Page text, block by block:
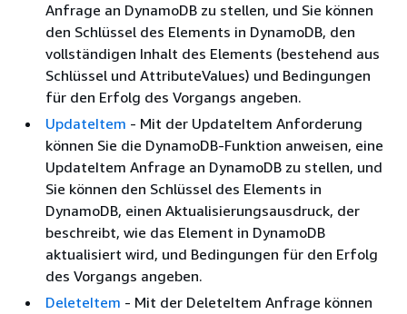
Anfrage an DynamoDB zu stellen, und Sie können
den Schlüssel des Elements in DynamoDB, den
vollständigen Inhalt des Elements (bestehend aus
Schlüssel und AttributeValues) und Bedingungen
für den Erfolg des Vorgangs angeben.
UpdateItem - Mit der UpdateItem Anforderung
können Sie die DynamoDB-Funktion anweisen, eine
UpdateItem Anfrage an DynamoDB zu stellen, und
Sie können den Schlüssel des Elements in
DynamoDB, einen Aktualisierungsausdruck, der
beschreibt, wie das Element in DynamoDB
aktualisiert wird, und Bedingungen für den Erfolg
des Vorgangs angeben.
DeleteItem - Mit der DeleteItem Anfrage können